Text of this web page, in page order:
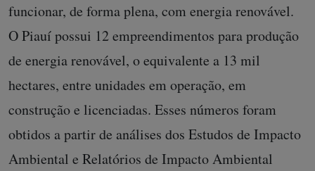
funcionar, de forma plena, com energia renovável.
O Piauí possui 12 empreendimentos para produção
de energia renovável, o equivalente a 13 mil
hectares, entre unidades em operação, em
construção e licenciadas. Esses números foram
obtidos a partir de análises dos Estudos de Impacto
Ambiental e Relatórios de Impacto Ambiental